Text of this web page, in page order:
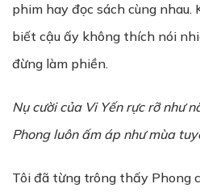
phim hay đọc sách cùng nhau.
biết cậu ấy không thích nói
đừng làm phiền.
Nụ cười của Vi Yến rực rỡ như
Phong luôn ấm áp như mùa
Tôi đã từng trông thấy Phong